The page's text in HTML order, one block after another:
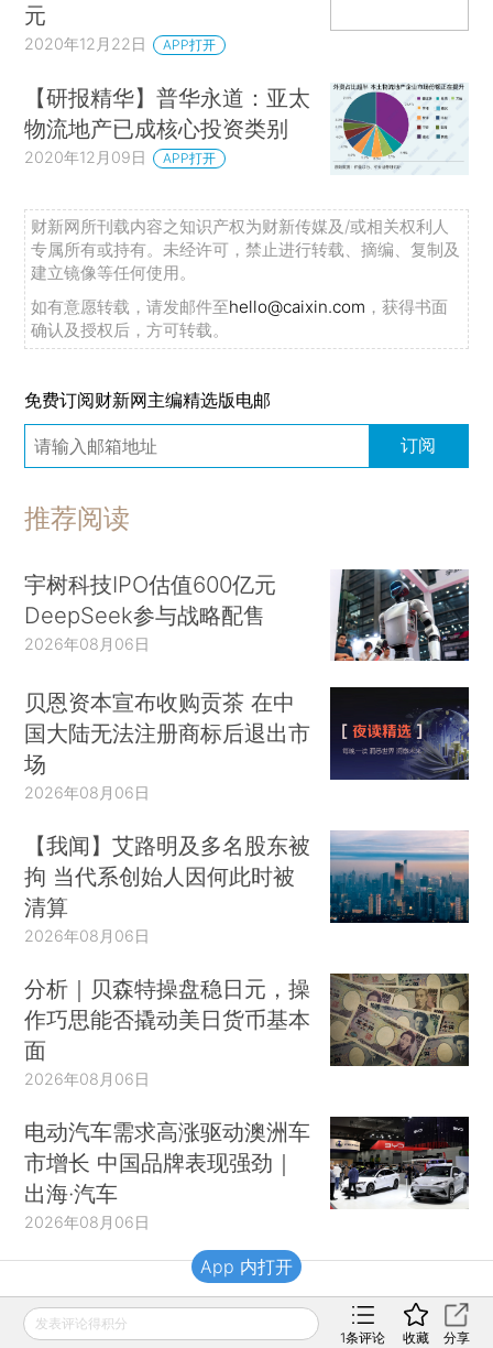
元
2020年12月22日 APP打开
【研报精华】普华永道：亚太
物流地产已成核心投资类别
2020年12月09日 APP打开
财新网所刊载内容之知识产权为财新传媒及/或相关权利人
专属所有或持有。未经许可，禁止进行转载、摘编、复制及
建立镜像等任何使用。
如有意愿转载，请发邮件至hello@caixin.com ，获得书面
确认及授权后，方可转载。
免费订阅财新网主编精选版电邮
订阅
推荐阅读
宇树科技IPO估值600亿元
DeepSeek参与战略配售
2026年08月06日
贝恩资本宣布收购贡茶 在中
国大陆无法注册商标后退出市
场
2026年08月06日
【我闻】艾路明及多名股东被
拘 当代系创始人因何此时被
清算
2026年08月06日
分析｜贝森特操盘稳日元，操
作巧思能否撬动美日货币基本
面
2026年08月06日
电动汽车需求高涨驱动澳洲车
市增长 中国品牌表现强劲｜
出海·汽车
2026年08月06日
财新移动
发表评论得积分
1条评论 收藏 分享
App 内打开